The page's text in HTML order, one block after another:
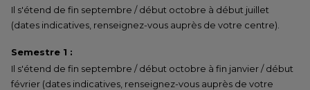
Il s'étend de fin septembre / début octobre à début juillet
(dates indicatives, renseignez-vous auprès de votre centre).
Semestre 1 :
Il s'étend de fin septembre / début octobre à fin janvier / début
février (dates indicatives, renseignez-vous auprès de votre